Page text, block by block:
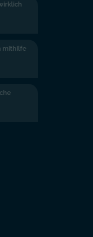
mithilfe